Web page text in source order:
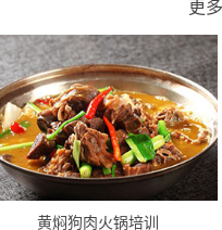
更多
黄焖狗肉火锅培训